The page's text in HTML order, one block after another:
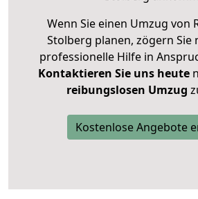
Wenn Sie einen Umzug von
Stolberg planen, zögern Sie
professionelle Hilfe in
Kontaktieren Sie uns heute
reibungslosen Umzug
Kostenlose Angebote